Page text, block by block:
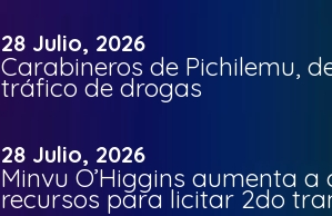
28 Julio, 2026
Carabineros de Pichilemu,
tráfico de drogas
28 Julio, 2026
Minvu O’Higgins aumenta a
recursos para licitar 2do